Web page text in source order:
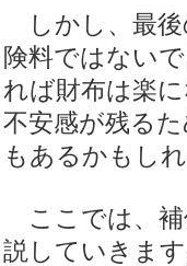
しかし、最後
険料ではない
れば財布は楽
不安感が残る
もあるかもしれ
ここでは、補
説していきます